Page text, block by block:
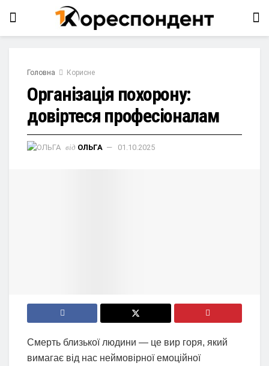
Головна Корисне
Організація похорону:
довіртеся професіоналам
від ОЛЬГА 01.10.2025
Смерть близької людини — це вир горя, який
вимагає від нас неймовірної емоційної